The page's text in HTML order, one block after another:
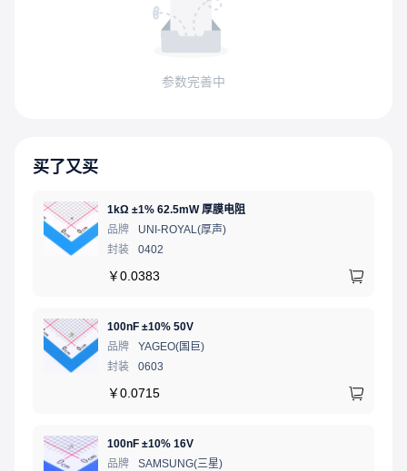
参数完善中
买了又买
1kΩ ±1% 62.5mW 厚膜电阻
品牌
UNI-ROYAL(厚声)
封装
0402
￥0.0383
100nF ±10% 50V
品牌
YAGEO(国巨)
封装
0603
￥0.0715
100nF ±10% 16V
品牌
SAMSUNG(三星)